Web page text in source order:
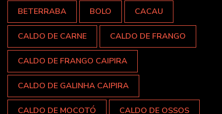
BETERRABA BOLO CACAU
CALDO DE CARNE CALDO DE FRANGO
CALDO DE FRANGO CAIPIRA
CALDO DE GALINHA CAIPIRA
CALDO DE MOCOTÓ CALDO DE OSSOS